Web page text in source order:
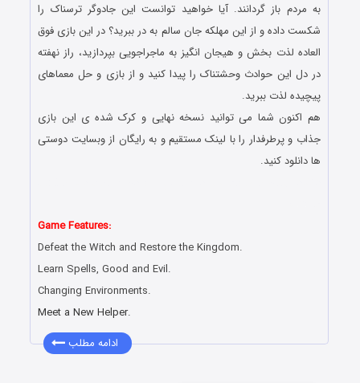
به مردم باز گردانند. آیا خواهید توانست این جادوگر ترسناک را
شکست داده و از این مهلکه جان سالم به در ببرید؟ در این بازی فوق
العاده لذت بخش و هیجان انگیز به ماجراجویی بپردازید، راز نهفته
در دل این حوادث وحشتناک را پیدا کنید و از بازی و حل معماهای
پیچیده لذت ببرید.
هم اکنون شما می توانید نسخه نهایی و کرک شده ی این بازی
جذاب و پرطرفدار را با لینک مستقیم و به رایگان از وبسایت دوستی
ها دانلود کنید.
Game Features:
Defeat the Witch and Restore the Kingdom.
Learn Spells, Good and Evil.
Changing Environments.
Meet a New Helper.
ادامه مطلب